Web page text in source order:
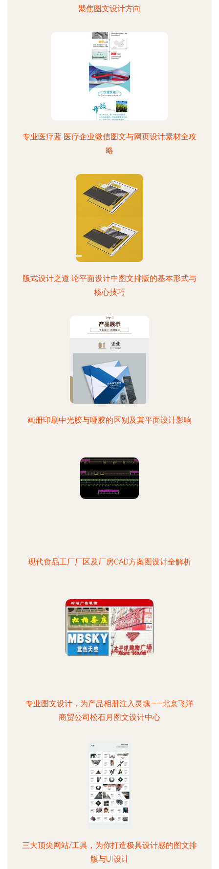
聚焦图文设计方向
专业医疗蓝 医疗企业微信图文与网页设计素材全攻
略
版式设计之道 论平面设计中图文排版的基本形式与
核心技巧
画册印刷中光胶与哑胶的区别及其平面设计影响
现代食品工厂厂区及厂房CAD方案图设计全解析
专业图文设计，为产品相册注入灵魂——北京飞洋
商贸公司松石月图文设计中心
三大顶尖网站/工具，为你打造极具设计感的图文排
版与UI设计